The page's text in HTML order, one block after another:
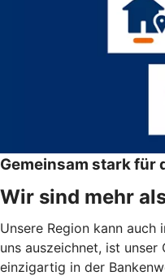
Gemeinsam stark für
Wir sind mehr
Unsere Region kann auch
uns auszeichnet, ist
einzigartig in der